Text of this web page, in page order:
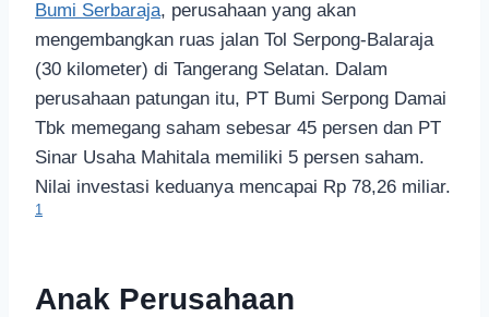
Bumi Serbaraja, perusahaan yang akan
mengembangkan ruas jalan Tol Serpong-Balaraja
(30 kilometer) di Tangerang Selatan. Dalam
perusahaan patungan itu, PT Bumi Serpong Damai
Tbk memegang saham sebesar 45 persen dan PT
Sinar Usaha Mahitala memiliki 5 persen saham.
Nilai investasi keduanya mencapai Rp 78,26 miliar.
1
Anak Perusahaan